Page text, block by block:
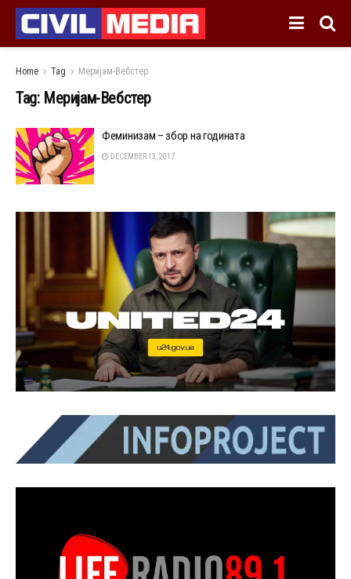
Home Tag Меријам-Вебстер
Tag: Меријам-Вебстер
Феминизам – збор на годината
DECEMBER 13, 2017